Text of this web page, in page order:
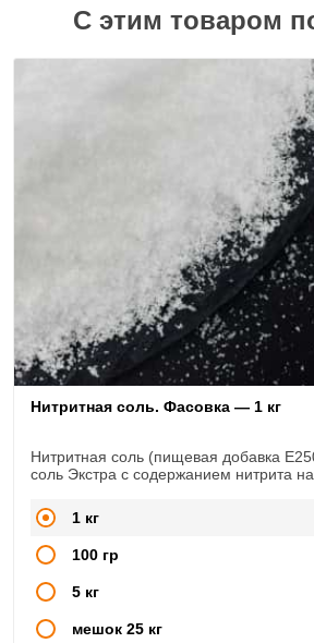
С этим товаром
Нитритная соль. Фасовка — 1 кг
Нитритная соль (пищевая добавка
соль Экстра с содержанием нитрита
изготовлении
копченостей, колбас, сыровяленых
1 кг
100 гр
5 кг
мешок 25 кг